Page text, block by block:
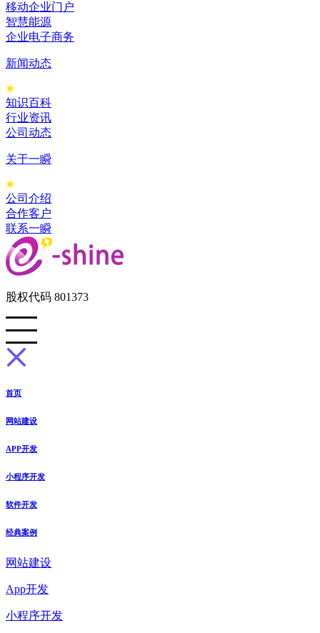
移动企业门户
智慧能源
企业电子商务
新闻动态
知识百科
行业资讯
公司动态
关于一瞬
公司介绍
合作客户
联系一瞬
股权代码 801373
首页
网站建设
APP开发
小程序开发
软件开发
经典案例
网站建设
App开发
小程序开发